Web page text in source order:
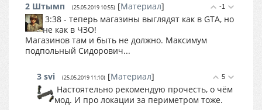
-1
2 Штымп (25.05.2019 10:55) [Материал]
3:38 - теперь магазины выглядят как в GTA, но
не как в ЧЗО!
Магазинов там и быть не должно. Максимум
подпольный Сидорович...
5
3 svi (25.05.2019 11:10) [Материал]
Настоятельно рекомендую прочесть, о чём
мод. И про локации за периметром тоже.